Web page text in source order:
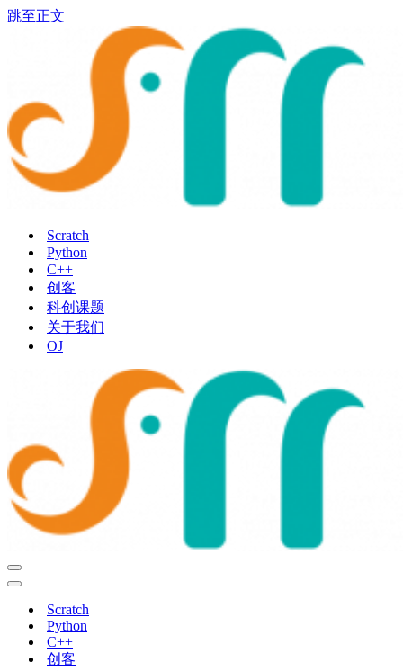
跳至正文
Scratch
Python
C++
创客
科创课题
关于我们
OJ
导
航
导
Scratch
Python
C++
创客